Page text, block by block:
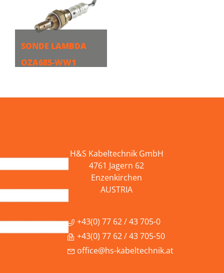
SONDE LAMBDA
OZA685-WW1
H&S Kabeltechnik GmbH
4761 Jagern 62
Enzenkirchen
AUSTRIA
+43(0) 77 62 / 43 705-0
+43(0) 77 62 / 43 705-50
office@hs-kabeltechnik.at